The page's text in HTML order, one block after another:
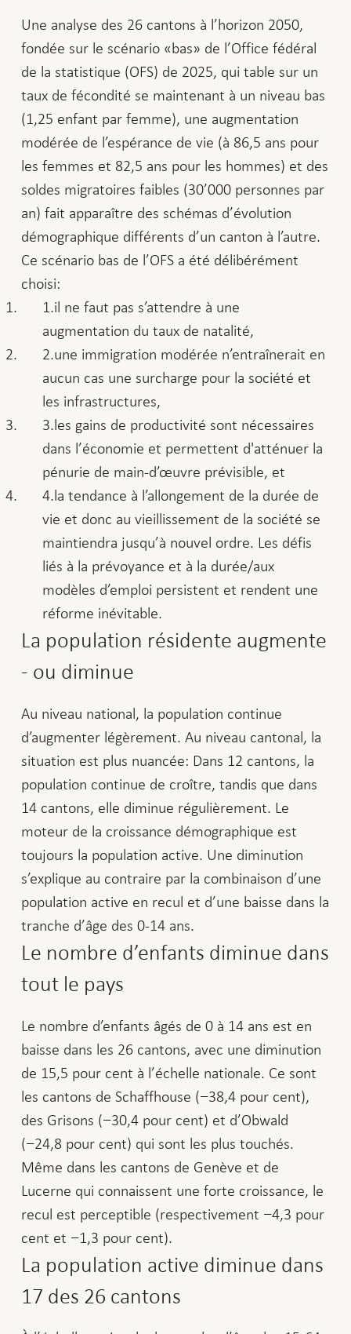
Une analyse des 26 cantons à l’horizon 2050,
fondée sur le scénario «bas» de l’Office fédéral
de la statistique (OFS) de 2025, qui table sur un
taux de fécondité se maintenant à un niveau bas
(1,25 enfant par femme), une augmentation
modérée de l’espérance de vie (à 86,5 ans pour
les femmes et 82,5 ans pour les hommes) et des
soldes migratoires faibles (30’000 personnes par
an) fait apparaître des schémas d’évolution
démographique différents d’un canton à l’autre.
Ce scénario bas de l’OFS a été délibérément
choisi:
il ne faut pas s’attendre à une
augmentation du taux de natalité,
une immigration modérée n’entraînerait en
aucun cas une surcharge pour la société et
les infrastructures,
les gains de productivité sont nécessaires
dans l’économie et permettent d'atténuer la
pénurie de main-d’œuvre prévisible, et
la tendance à l’allongement de la durée de
vie et donc au vieillissement de la société se
maintiendra jusqu’à nouvel ordre. Les défis
liés à la prévoyance et à la durée/aux
modèles d’emploi persistent et rendent une
réforme inévitable.
La population résidente augmente
- ou diminue
Au niveau national, la population continue
d’augmenter légèrement. Au niveau cantonal, la
situation est plus nuancée: Dans 12 cantons, la
population continue de croître, tandis que dans
14 cantons, elle diminue régulièrement. Le
moteur de la croissance démographique est
toujours la population active. Une diminution
s’explique au contraire par la combinaison d’une
population active en recul et d’une baisse dans la
tranche d’âge des 0-14 ans.
Le nombre d’enfants diminue dans
tout le pays
Le nombre d’enfants âgés de 0 à 14 ans est en
baisse dans les 26 cantons, avec une diminution
de 15,5 pour cent à l’échelle nationale. Ce sont
les cantons de Schaffhouse (−38,4 pour cent),
des Grisons (−30,4 pour cent) et d’Obwald
(−24,8 pour cent) qui sont les plus touchés.
Même dans les cantons de Genève et de
Lucerne qui connaissent une forte croissance, le
recul est perceptible (respectivement −4,3 pour
cent et −1,3 pour cent).
La population active diminue dans
17 des 26 cantons